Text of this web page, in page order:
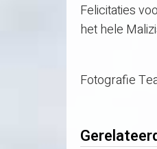
Felicitaties
het hele
Fotografie